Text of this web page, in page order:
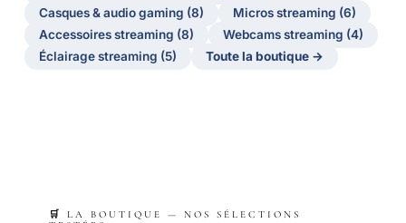
Casques & audio gaming (8)
Micros streaming (6)
Accessoires streaming (8)
Webcams streaming (4)
Éclairage streaming (5)
Toute la boutique →
🛒 LA BOUTIQUE — NOS SÉLECTIONS